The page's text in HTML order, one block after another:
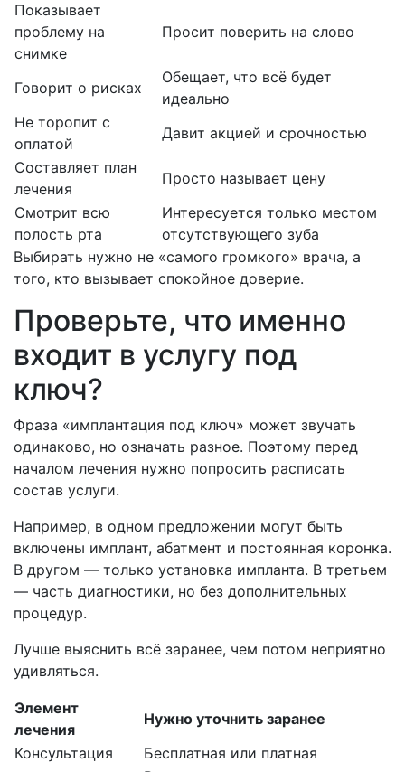
Показывает
проблему на
снимке
Просит поверить на слово
Говорит о рисках
Обещает, что всё будет
идеально
Не торопит с
оплатой
Давит акцией и срочностью
Составляет план
лечения
Просто называет цену
Смотрит всю
полость рта
Интересуется только местом
отсутствующего зуба
Выбирать нужно не «самого громкого» врача, а
того, кто вызывает спокойное доверие.
Проверьте, что именно
входит в услугу под
ключ?
Фраза «имплантация под ключ» может звучать
одинаково, но означать разное. Поэтому перед
началом лечения нужно попросить расписать
состав услуги.
Например, в одном предложении могут быть
включены имплант, абатмент и постоянная коронка.
В другом — только установка импланта. В третьем
— часть диагностики, но без дополнительных
процедур.
Лучше выяснить всё заранее, чем потом неприятно
удивляться.
Элемент
лечения
Нужно уточнить заранее
Консультация
Бесплатная или платная